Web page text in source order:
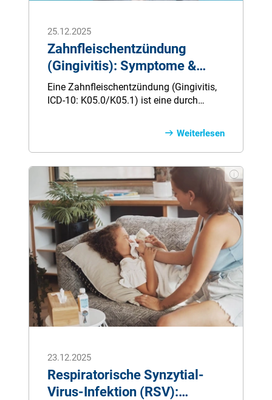
25.12.2025
Zahnfleischentzündung
(Gingivitis): Symptome &
Behandlung
Eine Zahnfleischentzündung (Gingivitis,
ICD-10: K05.0/K05.1) ist eine durch
Zahnfleisches, die sich durch Rötung,
Zähneputzen äußert. Sie betrifft laut
Deutscher Gesellschaft für
Parodontologie mehr als 80 % der
Erwachsenen in Deutschland und ist
vollständig reversibel, wenn sie frühzeitig
behandelt wird.
Weiterlesen
23.12.2025
Respiratorische Synzytial-
Virus-Infektion (RSV):